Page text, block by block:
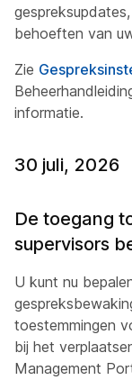
behoeften van
Zie
informatie.
30 juli, 2026
De toegang
supervisors
U kunt nu
toestemmingen
bij het
Management